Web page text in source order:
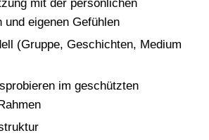
mit der persönlichen
und eigenen Gefühlen
(Gruppe, Geschichten, Medium
im geschützten